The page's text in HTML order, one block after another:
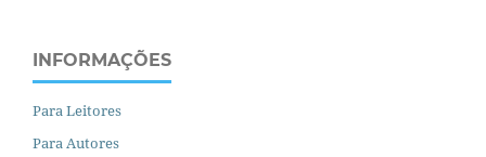
INFORMAÇÕES
Para Leitores
Para Autores